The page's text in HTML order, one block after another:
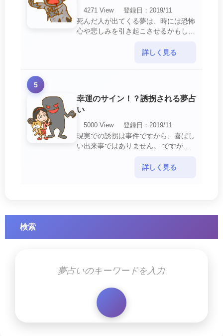
4271 View
登録日：2019/11
死んだ人が出てくる夢は、時には恐怖
心や悲しみを引き起こさせるかもしれ
意して欲しいメッセージや警告を伝え
詳しく見る
5
幸運のサイン！？誘拐される夢占
い
5000 View
登録日：2019/11
現実での誘拐は事件ですから、喜ばし
い出来事ではありません。 ですが、
詳しく見る
検索